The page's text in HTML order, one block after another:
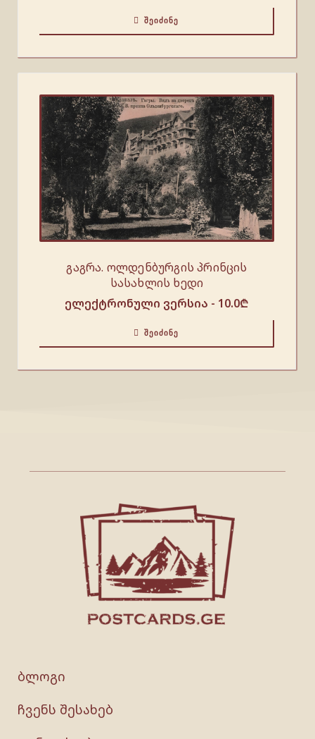
ᲨᲔᲘᲫᲘᲜᲔ
გაგრა. ოლდენბურგის პრინცის
სასახლის ხედი
ელექტრონული ვერსია - 10.0₾
ᲨᲔᲘᲫᲘᲜᲔ
ბლოგი
ჩვენს შესახებ